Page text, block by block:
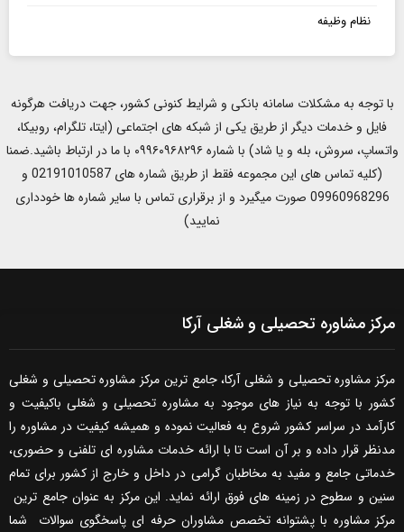
نظام وظیفه
با توجه به مشکلات سامانه بانکی و شرایط کنونی کشور، جهت دریافت هرگونه
فایل و خدمات دیگر از طریق یکی از شبکه های اجتماعی (ایتا، تلگرام، روبیکا،
واتساپ، سروش، بله و یا شاد) با شماره ۰۹۹۶۰۹۶۸۲۹۶ با ما در ارتباط باشید.ضمنا
(کلیه تماس های این مجموعه فقط از طریق شماره های 02191010587 و
09960968296 صورت میگیرد و از برقراری تماس با سایر شماره ها خودداری
نمایید)
مرکز مشاوره تحصیلی و شغلی آرکا
مرکز مشاوره تحصیلی و شغلی آرکا، جامع ترین مرکز مشاوره تحصیلی و شغلی
کشور با توجه به نیاز های موجود به مشاوره تحصیلی و شغلی باکیفیت و
کارآمد در سراسر کشور شروع به فعالیت نموده و همیشه کیفیت در مشاوره را
مدنظر قرار داده و بر آن است تا با ارائه خدمات مشاوره ای تلفنی و حضوری،
خدماتی جامع و مفید به مخاطبان گرامی در داخل و خارج از کشور برای تمام
سنین و سطوح در زمینه های فوق ارائه نماید. این مرکز به عنوان جامع ترین
مرکز مشاوره با پشتوانه تخصص مشاوران حرفه ای پاسخگوی سوالات شما